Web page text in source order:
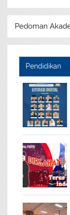
Pedoman
Pendidikan